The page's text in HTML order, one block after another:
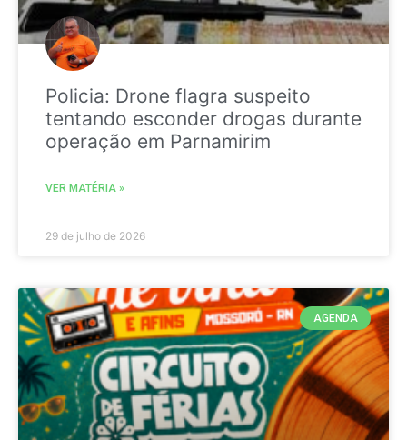
Policia: Drone flagra suspeito
tentando esconder drogas durante
operação em Parnamirim
VER MATÉRIA »
29 de julho de 2026
AGENDA